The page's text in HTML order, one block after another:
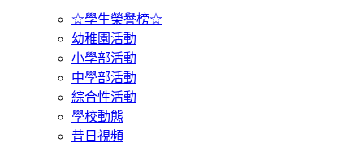
☆學生榮譽榜☆
幼稚園活動
小學部活動
中學部活動
綜合性活動
學校動態
昔日視頻